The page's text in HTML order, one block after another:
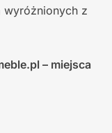
wyróżnionych z
– miejsca